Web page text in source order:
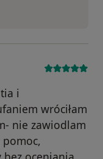
i
wróciłam
nie zawiodlam
pomoc,